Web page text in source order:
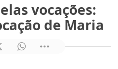
vocações:
de Maria